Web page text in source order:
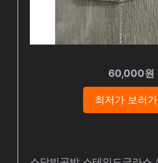
60,000원
최저가 보러